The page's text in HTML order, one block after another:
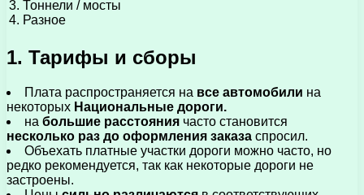
3. Тоннели / мосты
4. Разное
1. Тарифы и сборы
Плата распространяется на все автомобили на
некоторых Национальные дороги.
на большие расстояния часто становится
несколько раз до оформления заказа спросил.
Объехать платные участки дороги можно часто, но
редко рекомендуется, так как некоторые дороги не
застроены.